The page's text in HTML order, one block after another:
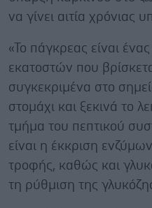
να γίνει αιτία χρόνιας
«Το πάγκρεας είναι
εκατοστών που
συγκεκριμένα στο
στομάχι και ξεκινά το
τμήμα του πεπτικού
είναι η έκκριση
τροφής, καθώς και
τη ρύθμιση της